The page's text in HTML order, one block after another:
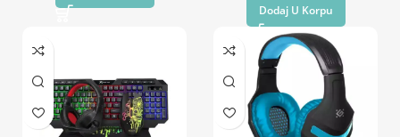
Dodaj U Korpu